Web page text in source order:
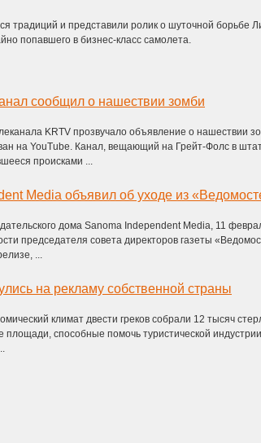
традиций и представили ролик о шуточной борьбе
попавшего в бизнес-класс самолета.
сообщил о нашествии зомби
KRTV прозвучало объявление о нашествии
на YouTube. Канал, вещающий на Грейт-Фолс в
происками ...
Media объявил об уходе из
дома Sanoma Independent Media, 11
председателя совета директоров газеты
...
на рекламу собственной страны
климат двести греков собрали 12 тысяч
площади, способные помочь туристической